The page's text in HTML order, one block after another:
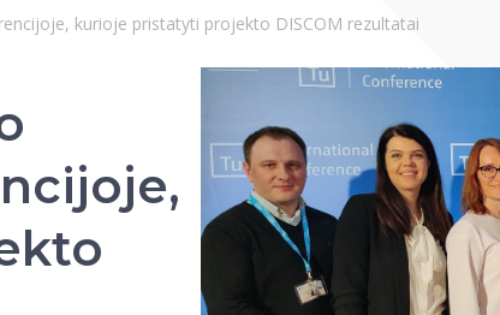
kurioje pristatyti projekto DISCOM rezultatai